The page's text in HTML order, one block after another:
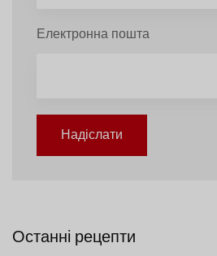
Електронна пошта
Надіслати
Останні рецепти